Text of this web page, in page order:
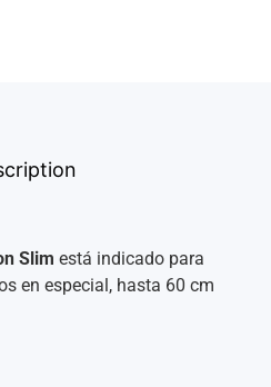
Slim está indicado para
en especial, hasta 60 cm